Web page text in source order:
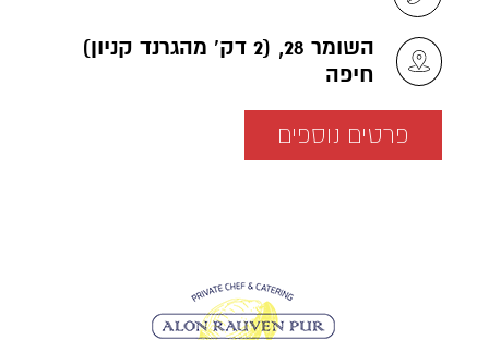
השומר 28, (2 דק' מהגרנד קניון)
חיפה
פרטים נוספים